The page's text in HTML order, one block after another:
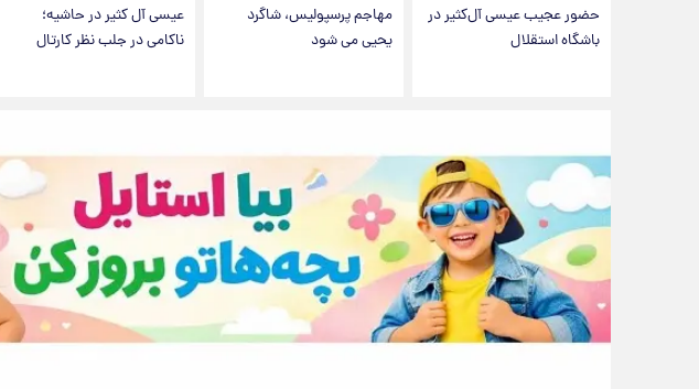
حضور عجیب عیسی آل‌کثیر در
باشگاه استقلال
مهاجم پرسپولیس، شاگرد
یحیی می شود
عیسی آل کثیر در حاشیه؛
ناکامی در جلب نظر کارتال